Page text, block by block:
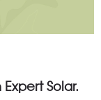
Solar.